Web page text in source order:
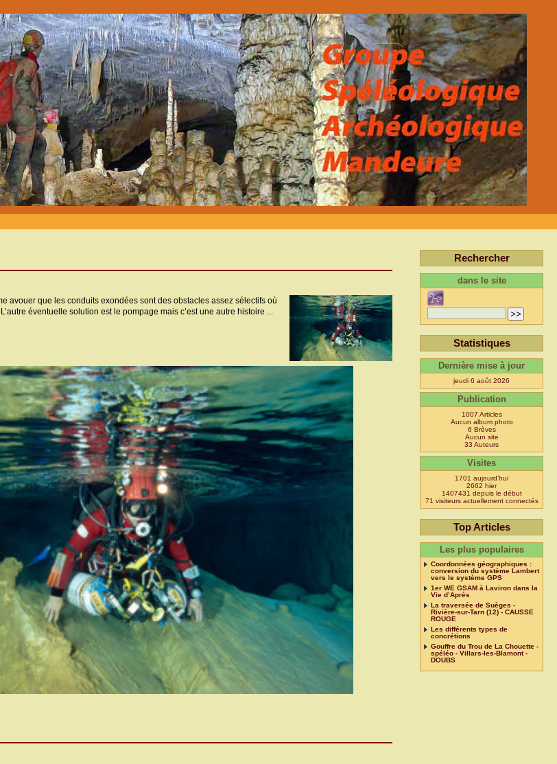
avouer que les conduits exondées sont des obstacles assez sélectifs où
éventuelle solution est le pompage mais c’est une autre histoire ...
Rechercher
dans le site
Statistiques
Dernière mise à jour
jeudi 6 août 2026
Publication
1007 Articles
Aucun album photo
6 Brèves
Aucun site
33 Auteurs
Visites
1701 aujourd’hui
2662 hier
1407431 depuis le début
71 visiteurs actuellement connectés
Top Articles
Les plus populaires
Coordonnées géographiques :
conversion du système Lambert
vers le système GPS
1er WE GSAM à Laviron dans la
Vie d’Après
La traversée de Suèges -
Rivière-sur-Tarn (12) - CAUSSE
ROUGE
Les différents types de
concrétions
Gouffre du Trou de La Chouette -
spéléo - Villars-les-Blamont -
DOUBS